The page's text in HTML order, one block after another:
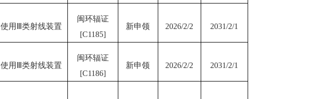
使用Ⅲ类射线装置
闽环辐证
[C1185]
新申领 2026/2/2 2031/2/1
使用Ⅲ类射线装置
闽环辐证
[C1186]
新申领 2026/2/2 2031/2/1